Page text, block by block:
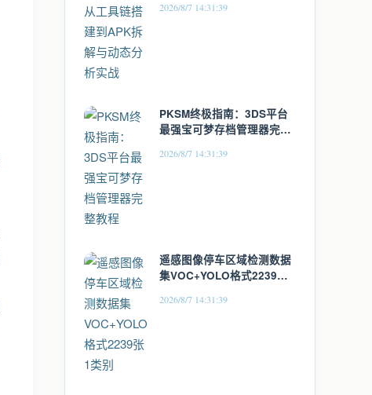
2026/8/7 14:31:39
PKSM终极指南：3DS平台
最强宝可梦存档管理器完整
2026/8/7 14:31:39
遥感图像停车区域检测数据
集VOC+YOLO格式2239张1
2026/8/7 14:31:39